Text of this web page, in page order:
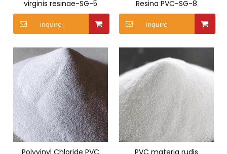
virginis resinae-SG-5
inquire
Resina PVC-SG-8
inquire
Polyvinyl Chloride PVC PVC materia rudis